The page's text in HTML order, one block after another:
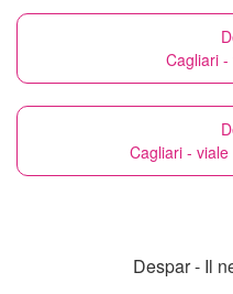
Cagliari
Cagliari -
Despar - Il